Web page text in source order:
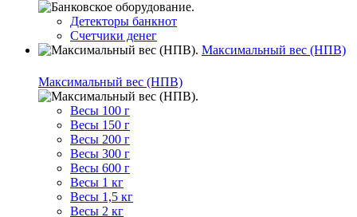
Детекторы банкнот
Счетчики денег
Максимальный вес (НПВ)
Максимальный вес (НПВ)
Весы 100 г
Весы 150 г
Весы 200 г
Весы 300 г
Весы 600 г
Весы 1 кг
Весы 1,5 кг
Весы 2 кг